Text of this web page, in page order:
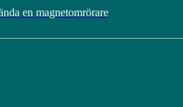
en magnetomrörare